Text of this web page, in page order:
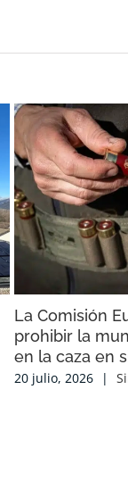
La Comisión
prohibir la
en la caza en
20 julio, 2026 |